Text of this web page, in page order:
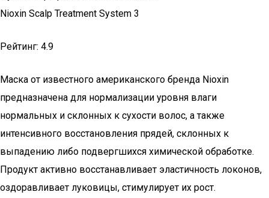
Nioxin Scalp Treatment System 3
Рейтинг: 4.9
Маска от известного американского бренда Nioxin
предназначена для нормализации уровня влаги
нормальных и склонных к сухости волос, а также
интенсивного восстановления прядей, склонных к
выпадению либо подвергшихся химической обработке.
Продукт активно восстанавливает эластичность локонов,
оздоравливает луковицы, стимулирует их рост.